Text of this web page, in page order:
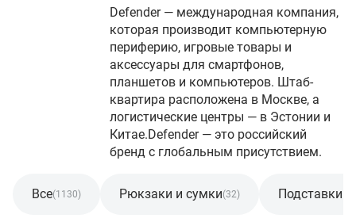
Defender — международная компания,
которая производит компьютерную
периферию, игровые товары и
аксессуары для смартфонов,
планшетов и компьютеров. Штаб-
квартира расположена в Москве, а
логистические центры — в Эстонии и
Китае.Defender — это российский
бренд с глобальным присутствием.
Все(1130) Рюкзаки и сумки(32) Подставки